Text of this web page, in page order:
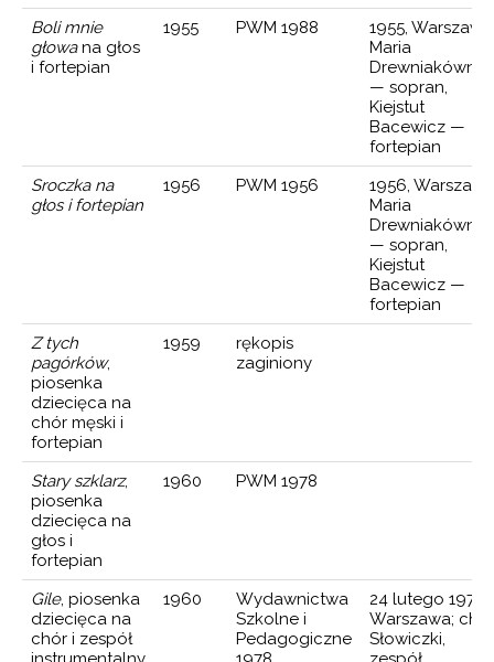
Boli mnie
głowana głos
i fortepian
1955 PWM 1988
1955,
Maria
Drewniakówna
— sopran,
Kiejstut
Bacewicz —
fortepian
Sroczka na
głos i fortepian
1956 PWM 1956
1956,
Maria
Drewniakówna
— sopran,
Kiejstut
Bacewicz —
fortepian
Z tych
pagórków,
piosenka
dziecięca na
chór męski i
fortepian
1959
rękopis
zaginiony
Stary szklarz,
piosenka
dziecięca na
głos i
fortepian
1960 PWM 1978
Gile, piosenka
dziecięca na
chór i zespół
1960
Wydawnictwa
Szkolne i
Pedagogiczne
24 lutego 1978,
Warszawa; chór
Słowiczki,